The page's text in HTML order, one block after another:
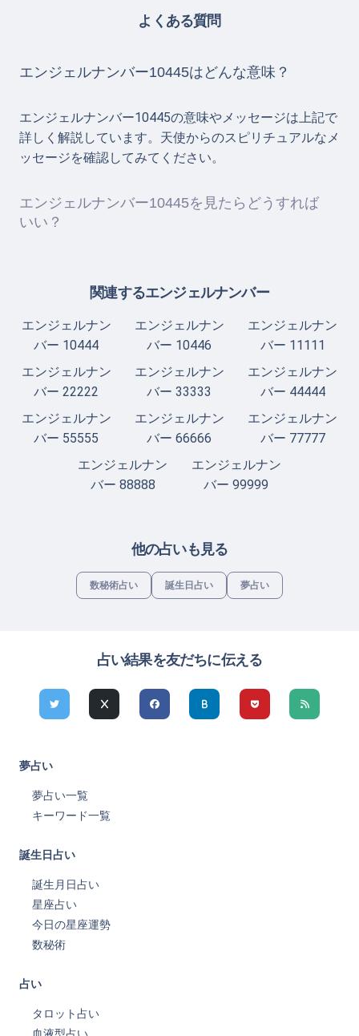
よくある質問
エンジェルナンバー10445はどんな意味？
エンジェルナンバー10445の意味やメッセージは上記で
詳しく解説しています。天使からのスピリチュアルなメ
ッセージを確認してみてください。
エンジェルナンバー10445を見たらどうすれば
いい？
関連するエンジェルナンバー
エンジェルナン
バー 10444
エンジェルナン
バー 10446
エンジェルナン
バー 11111
エンジェルナン
バー 22222
エンジェルナン
バー 33333
エンジェルナン
バー 44444
エンジェルナン
バー 55555
エンジェルナン
バー 66666
エンジェルナン
バー 77777
エンジェルナン
バー 88888
エンジェルナン
バー 99999
他の占いも見る
数秘術占い 誕生日占い 夢占い
占い結果を友だちに伝える
夢占い
夢占い一覧
キーワード一覧
誕生日占い
誕生月日占い
星座占い
今日の星座運勢
数秘術
占い
タロット占い